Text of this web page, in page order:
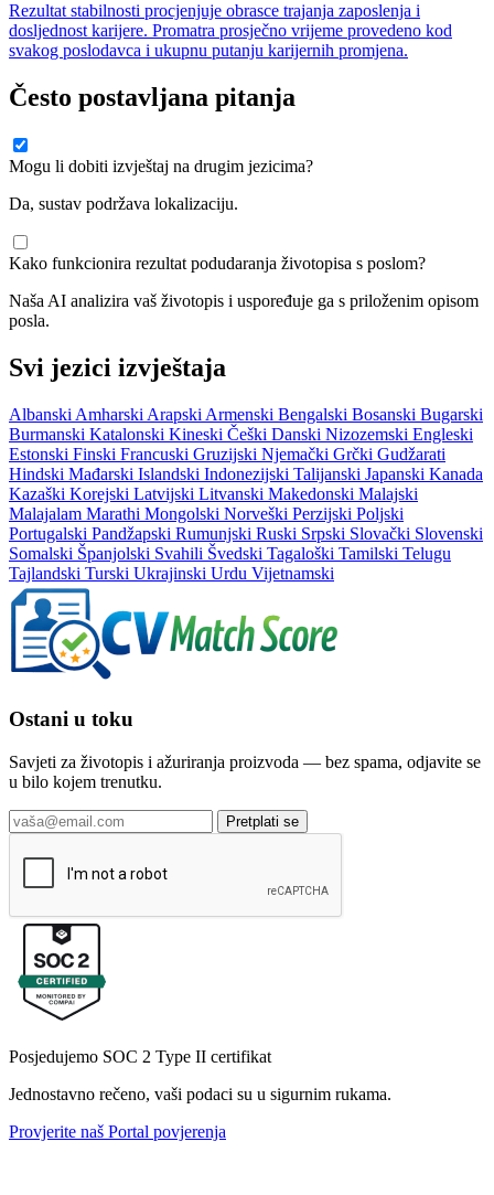
Rezultat stabilnosti procjenjuje obrasce trajanja zaposlenja i
dosljednost karijere. Promatra prosječno vrijeme provedeno kod
svakog poslodavca i ukupnu putanju karijernih promjena.
Često postavljana pitanja
Mogu li dobiti izvještaj na drugim jezicima?
Da, sustav podržava lokalizaciju.
Kako funkcionira rezultat podudaranja životopisa s poslom?
Naša AI analizira vaš životopis i uspoređuje ga s priloženim opisom
posla.
Svi jezici izvještaja
Albanski Amharski Arapski Armenski Bengalski Bosanski Bugarski
Burmanski Katalonski Kineski Češki Danski Nizozemski Engleski
Estonski Finski Francuski Gruzijski Njemački Grčki Gudžarati
Hindski Mađarski Islandski Indonezijski Talijanski Japanski Kanada
Kazaški Korejski Latvijski Litvanski Makedonski Malajski
Malajalam Marathi Mongolski Norveški Perzijski Poljski
Portugalski Pandžapski Rumunjski Ruski Srpski Slovački Slovenski
Somalski Španjolski Svahili Švedski Tagaloški Tamilski Telugu
Tajlandski Turski Ukrajinski Urdu Vijetnamski
Ostani u toku
Savjeti za životopis i ažuriranja proizvoda — bez spama, odjavite se
u bilo kojem trenutku.
Pretplati se
Posjedujemo SOC 2 Type II certifikat
Jednostavno rečeno, vaši podaci su u sigurnim rukama.
Provjerite naš Portal povjerenja